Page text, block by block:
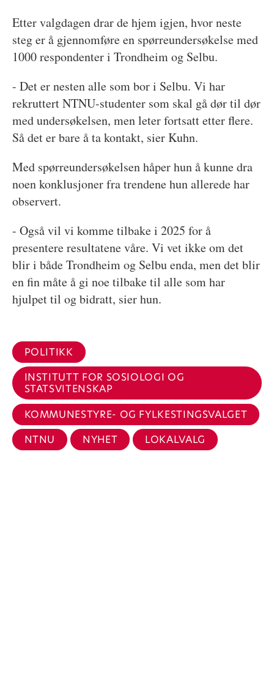
Etter valgdagen drar de hjem igjen, hvor neste
steg er å gjennomføre en spørreundersøkelse med
1000 respondenter i Trondheim og Selbu.
- Det er nesten alle som bor i Selbu. Vi har
rekruttert NTNU-studenter som skal gå dør til dør
med undersøkelsen, men leter fortsatt etter flere.
Så det er bare å ta kontakt, sier Kuhn.
Med spørreundersøkelsen håper hun å kunne dra
noen konklusjoner fra trendene hun allerede har
observert.
- Også vil vi komme tilbake i 2025 for å
presentere resultatene våre. Vi vet ikke om det
blir i både Trondheim og Selbu enda, men det blir
en fin måte å gi noe tilbake til alle som har
hjulpet til og bidratt, sier hun.
POLITIKK
INSTITUTT FOR SOSIOLOGI OG
STATSVITENSKAP
KOMMUNESTYRE- OG FYLKESTINGSVALGET
NTNU
NYHET LOKALVALG